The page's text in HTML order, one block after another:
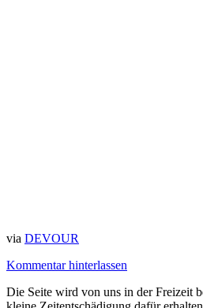
via DEVOUR
Kommentar hinterlassen
Die Seite wird von uns in der Freizeit